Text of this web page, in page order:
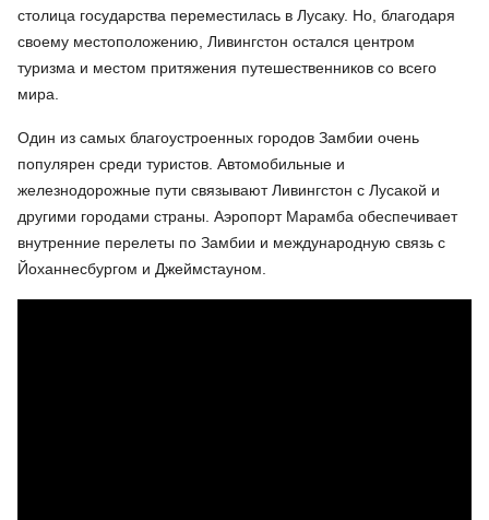
столица государства переместилась в Лусаку. Но, благодаря
своему местоположению, Ливингстон остался центром
туризма и местом притяжения путешественников со всего
мира.
Один из самых благоустроенных городов Замбии очень
популярен среди туристов. Автомобильные и
железнодорожные пути связывают Ливингстон с Лусакой и
другими городами страны. Аэропорт Марамба обеспечивает
внутренние перелеты по Замбии и международную связь с
Йоханнесбургом и Джеймстауном.